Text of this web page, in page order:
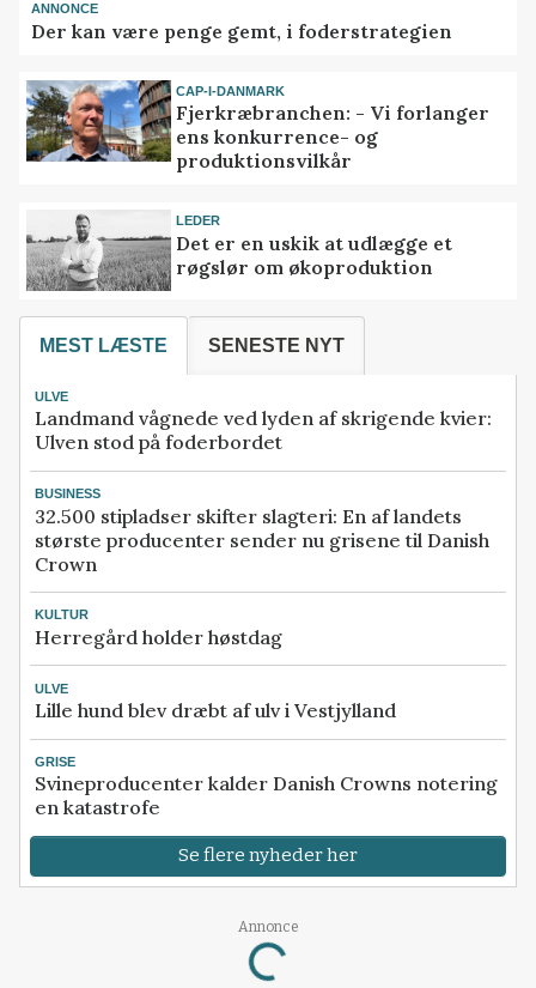
ANNONCE
Der kan være penge gemt, i foderstrategien
CAP-I-DANMARK
Fjerkræbranchen: - Vi forlanger
ens konkurrence- og
produktionsvilkår
LEDER
Det er en uskik at udlægge et
røgslør om økoproduktion
MEST LÆSTE SENESTE NYT
ULVE
Landmand vågnede ved lyden af skrigende kvier:
Ulven stod på foderbordet
BUSINESS
32.500 stipladser skifter slagteri: En af landets
største producenter sender nu grisene til Danish
Crown
KULTUR
Herregård holder høstdag
ULVE
Lille hund blev dræbt af ulv i Vestjylland
GRISE
Svineproducenter kalder Danish Crowns notering
en katastrofe
Se flere nyheder her
Annonce
Loading...